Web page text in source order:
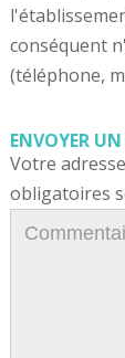
conséquent
(téléphone,
ENVOYER
Votre
obligatoires